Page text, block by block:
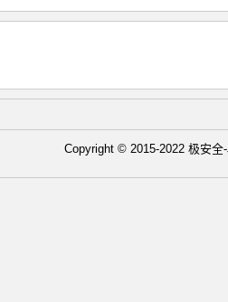
Copyright © 2015-2022 极安